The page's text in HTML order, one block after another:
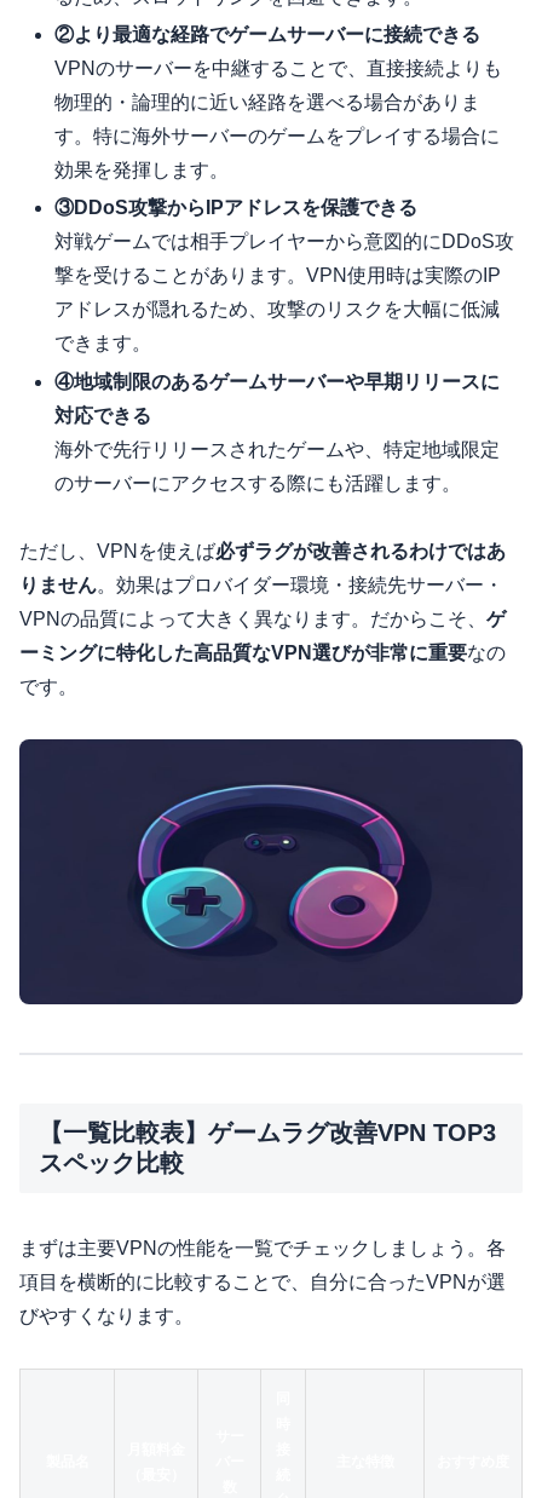
②より最適な経路でゲームサーバーに接続できる
VPNのサーバーを中継することで、直接接続よりも
物理的・論理的に近い経路を選べる場合がありま
す。特に海外サーバーのゲームをプレイする場合に
効果を発揮します。
③DDoS攻撃からIPアドレスを保護できる
対戦ゲームでは相手プレイヤーから意図的にDDoS攻
撃を受けることがあります。VPN使用時は実際のIP
アドレスが隠れるため、攻撃のリスクを大幅に低減
できます。
④地域制限のあるゲームサーバーや早期リリースに
対応できる
海外で先行リリースされたゲームや、特定地域限定
のサーバーにアクセスする際にも活躍します。
ただし、VPNを使えば必ずラグが改善されるわけではあ
りません。効果はプロバイダー環境・接続先サーバー・
VPNの品質によって大きく異なります。だからこそ、 ゲ
ーミングに特化した高品質なVPN選びが非常に重要なの
です。
【一覧比較表】ゲームラグ改善VPN TOP3
スペック比較
まずは主要VPNの性能を一覧でチェックしましょう。各
項目を横断的に比較することで、自分に合ったVPNが選
びやすくなります。